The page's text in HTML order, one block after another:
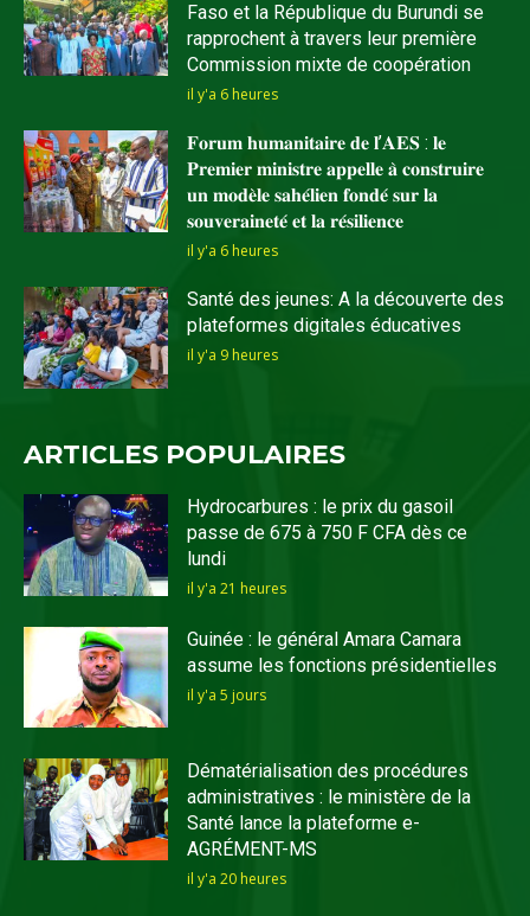
Faso et la République du Burundi se
rapprochent à travers leur première
Commission mixte de coopération
il y'a 6 heures
𝐅𝐨𝐫𝐮𝐦 𝐡𝐮𝐦𝐚𝐧𝐢𝐭𝐚𝐢𝐫𝐞 𝐝𝐞 𝐥’𝐀𝐄𝐒 : 𝐥𝐞
𝐏𝐫𝐞𝐦𝐢𝐞𝐫 𝐦𝐢𝐧𝐢𝐬𝐭𝐫𝐞 𝐚𝐩𝐩𝐞𝐥𝐥𝐞 𝐚̀ 𝐜𝐨𝐧𝐬𝐭𝐫𝐮𝐢𝐫𝐞
𝐮𝐧 𝐦𝐨𝐝𝐞̀𝐥𝐞 𝐬𝐚𝐡𝐞́𝐥𝐢𝐞𝐧 𝐟𝐨𝐧𝐝𝐞́ 𝐬𝐮𝐫 𝐥𝐚
𝐬𝐨𝐮𝐯𝐞𝐫𝐚𝐢𝐧𝐞𝐭𝐞́ 𝐞𝐭 𝐥𝐚 𝐫𝐞́𝐬𝐢𝐥𝐢𝐞𝐧𝐜𝐞
il y'a 6 heures
Santé des jeunes: A la découverte des
plateformes digitales éducatives
il y'a 9 heures
ARTICLES POPULAIRES
Hydrocarbures : le prix du gasoil
passe de 675 à 750 F CFA dès ce
lundi
il y'a 21 heures
Guinée : le général Amara Camara
assume les fonctions présidentielles
il y'a 5 jours
Dématérialisation des procédures
administratives : le ministère de la
Santé lance la plateforme e-
AGRÉMENT-MS
il y'a 20 heures